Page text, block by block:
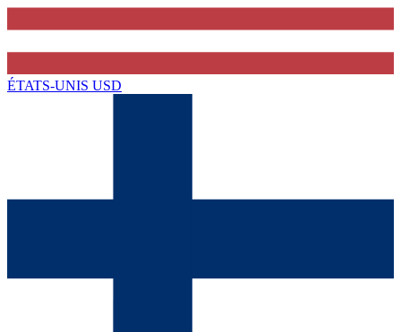
ÉTATS-UNIS USD